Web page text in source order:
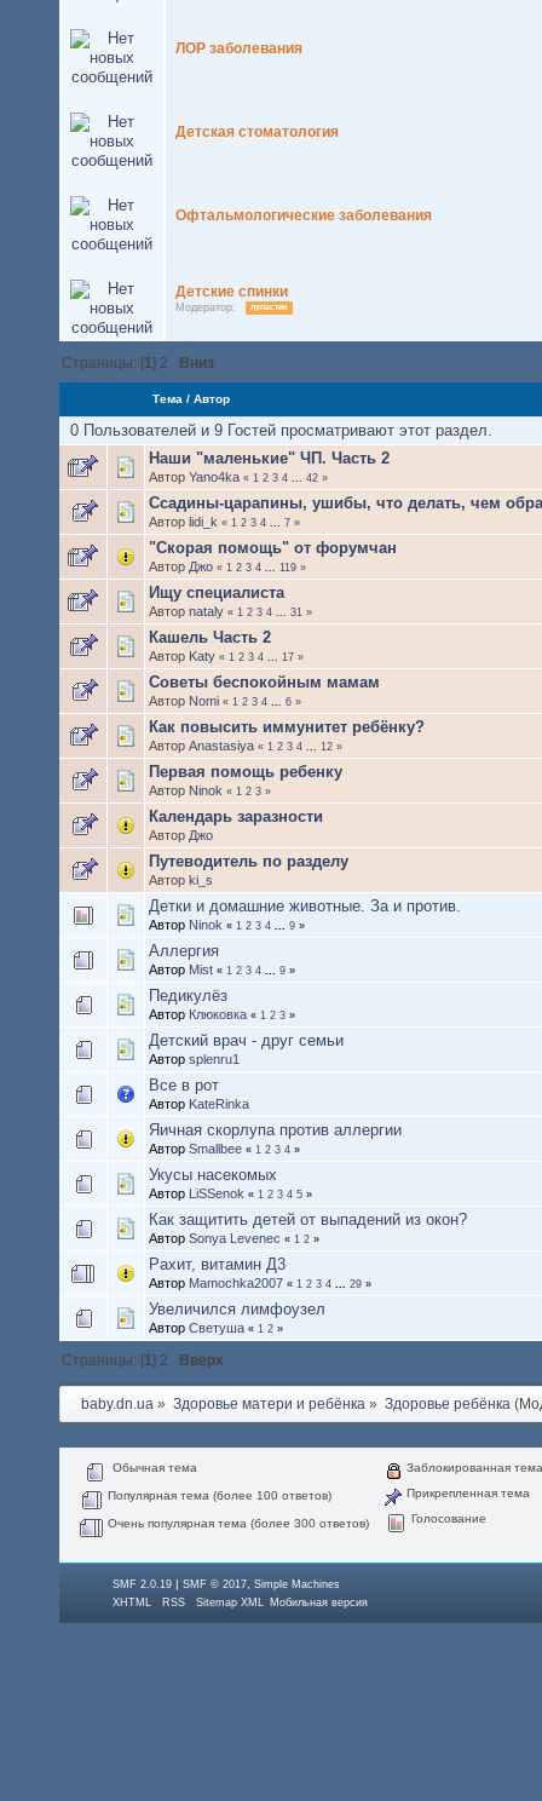
ЛОР заболевания
Детская стоматология
Офтальмологические заболевания
Детские спинки
Модератор: лупастик
Страницы: [1] 2 Вниз
Тема / Автор
0 Пользователей и 9 Гостей просматривают этот раздел.
Наши "маленькие" ЧП. Часть 2
Автор Yano4ka « 1 2 3 4 42 »
Ссадины-царапины, ушибы, что делать, чем
Автор lidi_k « 1 2 3 4 7 »
"Скорая помощь" от форумчан
Автор Джо « 1 2 3 4 119 »
Ищу специалиста
Автор nataly « 1 2 3 4 31 »
Кашель Часть 2
Автор Katy « 1 2 3 4 17 »
Советы беспокойным мамам
Автор Nomi « 1 2 3 4 6 »
Как повысить иммунитет ребёнку?
Автор Anastasiya « 1 2 3 4 12 »
Первая помощь ребенку
Автор Ninok « 1 2 3 »
Календарь заразности
Автор Джо
Путеводитель по разделу
Автор ki_s
Детки и домашние животные. За и против.
Автор Ninok « 1 2 3 4 9 »
Аллергия
Автор Mist « 1 2 3 4 9 »
Педикулёз
Автор Клюковка « 1 2 3 »
Детский врач - друг семьи
Автор splenru1
Все в рот
Автор KateRinka
Яичная скорлупа против аллергии
Автор Smallbee « 1 2 3 4 »
Укусы насекомых
Автор LiSSenok « 1 2 3 4 5 »
Как защитить детей от выпадений из окон?
Автор Sonya Levenec « 1 2 »
Рахит, витамин Д3
Автор Mamochka2007 « 1 2 3 4 29 »
Увеличился лимфоузел
Автор Светуша « 1 2 »
Страницы: [1] 2 Вверх
baby.dn.ua » Здоровье матери и ребёнка » Здоровье ребёнка
Обычная тема
Популярная тема (более 100 ответов)
Очень популярная тема (более 300 ответов)
Заблокированная тема
Прикрепленная тема
Голосование
SMF 2.0.19 |SMF © 2017 ,Simple Machines
XHTML
RSS Sitemap XML Мобильная версия